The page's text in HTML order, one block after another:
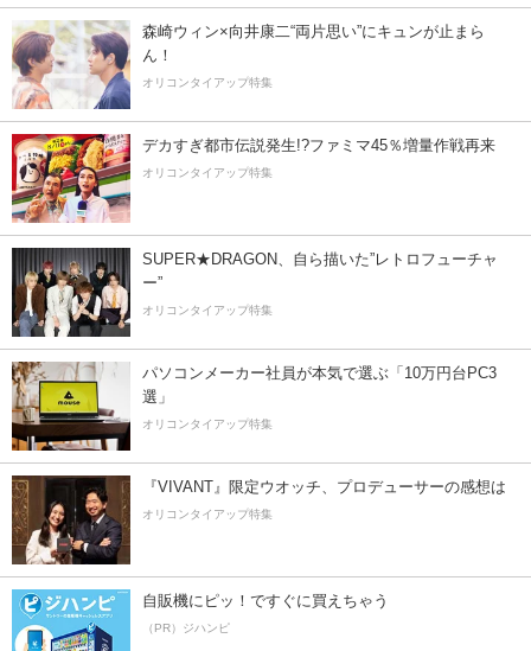
森崎ウィン×向井康二“両片思い”にキュンが止まら
ん！
オリコンタイアップ特集
デカすぎ都市伝説発生!?ファミマ45％増量作戦再来
オリコンタイアップ特集
SUPER★DRAGON、自ら描いた”レトロフューチャ
ー”
オリコンタイアップ特集
パソコンメーカー社員が本気で選ぶ「10万円台PC3
選」
オリコンタイアップ特集
『VIVANT』限定ウオッチ、プロデューサーの感想は
オリコンタイアップ特集
自販機にピッ！ですぐに買えちゃう
（PR）ジハンピ